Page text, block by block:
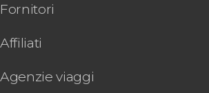
Fornitori
Affiliati
Agenzie viaggi